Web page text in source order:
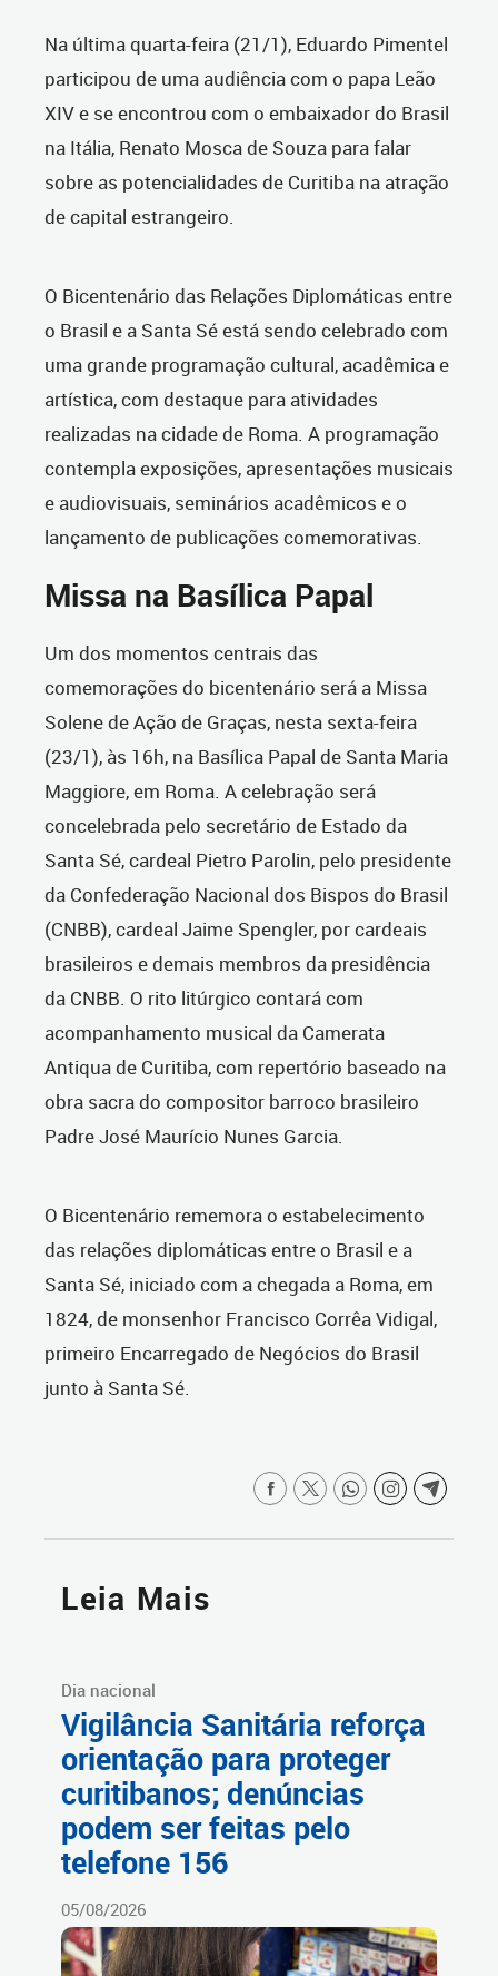
Na última quarta-feira (21/1), Eduardo Pimentel
participou de uma audiência com o papa Leão
XIV e se encontrou com o embaixador do Brasil
na Itália, Renato Mosca de Souza para falar
sobre as potencialidades de Curitiba na atração
de capital estrangeiro.
O Bicentenário das Relações Diplomáticas entre
o Brasil e a Santa Sé está sendo celebrado com
uma grande programação cultural, acadêmica e
artística, com destaque para atividades
realizadas na cidade de Roma. A programação
contempla exposições, apresentações musicais
e audiovisuais, seminários acadêmicos e o
lançamento de publicações comemorativas.
Missa na Basílica Papal
Um dos momentos centrais das
comemorações do bicentenário será a Missa
Solene de Ação de Graças, nesta sexta-feira
(23/1), às 16h, na Basílica Papal de Santa Maria
Maggiore, em Roma. A celebração será
concelebrada pelo secretário de Estado da
Santa Sé, cardeal Pietro Parolin, pelo presidente
da Confederação Nacional dos Bispos do Brasil
(CNBB), cardeal Jaime Spengler, por cardeais
brasileiros e demais membros da presidência
da CNBB. O rito litúrgico contará com
acompanhamento musical da Camerata
Antiqua de Curitiba, com repertório baseado na
obra sacra do compositor barroco brasileiro
Padre José Maurício Nunes Garcia.
O Bicentenário rememora o estabelecimento
das relações diplomáticas entre o Brasil e a
Santa Sé, iniciado com a chegada a Roma, em
1824, de monsenhor Francisco Corrêa Vidigal,
primeiro Encarregado de Negócios do Brasil
junto à Santa Sé.
Leia Mais
Dia nacional
Vigilância Sanitária reforça
orientação para proteger
curitibanos; denúncias
podem ser feitas pelo
telefone 156
05/08/2026